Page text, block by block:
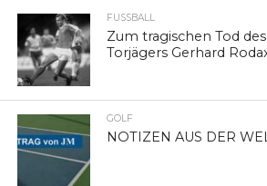
FUSSBALL
Zum tragischen Tod
Torjägers Gerhard
GOLF
NOTIZEN AUS DER